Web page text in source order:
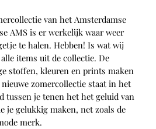
van het Amsterdamse
AMS is er werkelijk waar weer
te halen. Hebben! Is wat wij
items uit de collectie. De
stoffen, kleuren en prints maken
zomercollectie staat in het
tussen je tenen het het geluid van
je gelukkig maken, net zoals de
merk.